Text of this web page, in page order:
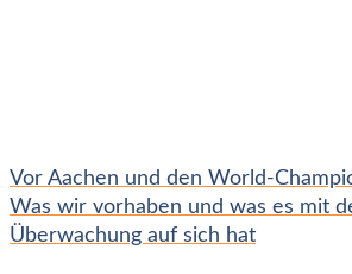
Vor Aachen und den World-
Was wir vorhaben und was es mit
Überwachung auf sich hat